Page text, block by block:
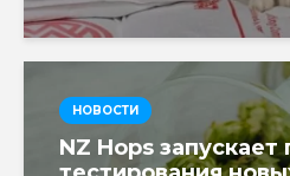
НОВОСТИ
NZ Hops